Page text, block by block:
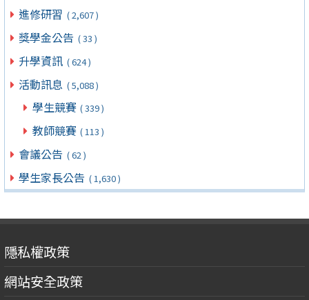
進修研習 ( 2,607 )
獎學金公告 ( 33 )
升學資訊 ( 624 )
活動訊息 ( 5,088 )
學生競賽 ( 339 )
教師競賽 ( 113 )
會議公告 ( 62 )
學生家長公告 ( 1,630 )
隱私權政策
網站安全政策